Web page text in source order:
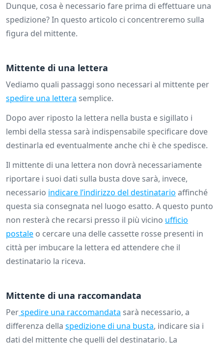
Dunque, cosa è necessario fare prima di effettuare una
spedizione? In questo articolo ci concentreremo sulla
figura del mittente.
Mittente di una lettera
Vediamo quali passaggi sono necessari al mittente per
spedire una lettera semplice.
Dopo aver riposto la lettera nella busta e sigillato i
lembi della stessa sarà indispensabile specificare dove
destinarla ed eventualmente anche chi è che spedisce.
Il mittente di una lettera non dovrà necessariamente
riportare i suoi dati sulla busta dove sarà, invece,
necessario indicare l’indirizzo del destinatario affinché
questa sia consegnata nel luogo esatto. A questo punto
non resterà che recarsi presso il più vicino ufficio
postale o cercare una delle cassette rosse presenti in
città per imbucare la lettera ed attendere che il
destinatario la riceva.
Mittente di una raccomandata
Perspedire una raccomandata sarà necessario, a
differenza della spedizione di una busta, indicare sia i
dati del mittente che quelli del destinatario. La